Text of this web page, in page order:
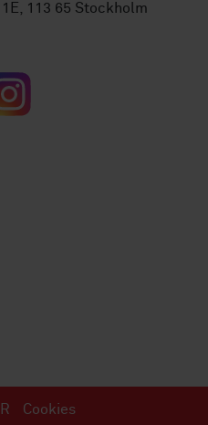
113 65 Stockholm
Cookies